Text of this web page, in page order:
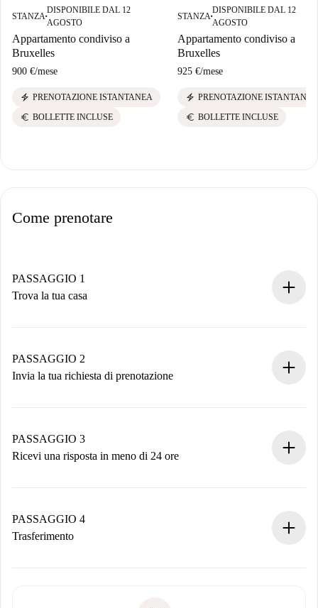
STANZA ■
DISPONIBILE DAL 12
AGOSTO
Appartamento condiviso a
Bruxelles
900 €/mese
electric_bolt PRENOTAZIONE ISTANTANEA
euro BOLLETTE INCLUSE
STANZA ■
DISPONIBILE DAL 12
AGOSTO
Appartamento condiviso a
Bruxelles
925 €/mese
electric_bolt PRENOTAZIONE ISTANTANEA
euro BOLLETTE INCLUSE
Come prenotare
PASSAGGIO 1
Trova la tua casa
Hai tutte le informazioni necessarie in anticipo.
PASSAGGIO 2
Invia la tua richiesta di prenotazione
non accetta.
PASSAGGIO 3
Ricevi una risposta in meno di 24 ore
contatto con il proprietario.
Se rifiutata: non ti addebiteremo nulla e ti proporremo
PASSAGGIO 4
Trasferimento